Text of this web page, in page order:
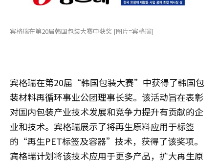
宾格瑞在第20届韩国包装大赛中获奖 [图片=宾格瑞]
宾格瑞在第20届“韩国包装大赛”中获得了韩国包
装材料再循环事业公团理事长奖。该活动旨在表彰
对国内包装产业技术发展和竞争力提升有贡献的企
业和技术。宾格瑞展示了将再生原料应用于标签
的“再生PET标签及容器”技术，获得了该奖项。
宾格瑞计划将该技术应用于更多产品，扩大再生原